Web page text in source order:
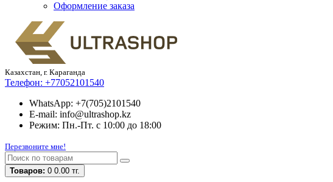
Оформление заказа
Казахстан, г. Караганда
Телефон: +77052101540
WhatsApp: +7(705)2101540
E-mail: info@ultrashop.kz
Режим: Пн.-Пт. с 10:00 до 18:00
Перезвоните мне!
Товаров: 0 0.00 тг.